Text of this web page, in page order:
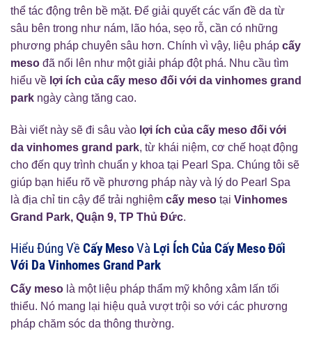
thể tác động trên bề mặt. Để giải quyết các vấn đề da từ
sâu bên trong như nám, lão hóa, sẹo rỗ, cần có những
phương pháp chuyên sâu hơn. Chính vì vậy, liệu pháp cấy
meso đã nổi lên như một giải pháp đột phá. Nhu cầu tìm
hiểu về lợi ích của cấy meso đối với da vinhomes grand
park ngày càng tăng cao.
Bài viết này sẽ đi sâu vào lợi ích của cấy meso đối với
da vinhomes grand park, từ khái niệm, cơ chế hoạt động
cho đến quy trình chuẩn y khoa tại Pearl Spa. Chúng tôi sẽ
giúp bạn hiểu rõ về phương pháp này và lý do Pearl Spa
là địa chỉ tin cậy để trải nghiệm cấy meso tại Vinhomes
Grand Park, Quận 9, TP Thủ Đức.
Hiểu Đúng VềCấy MesoVà Lợi Ích Của Cấy Meso Đối
Với Da Vinhomes Grand Park
Cấy meso là một liệu pháp thẩm mỹ không xâm lấn tối
thiểu. Nó mang lại hiệu quả vượt trội so với các phương
pháp chăm sóc da thông thường.